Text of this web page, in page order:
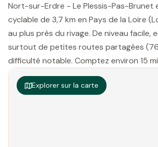
Nort-sur-Erdre - Le Plessis-Pas-Brunet
cyclable de 3,7 km en Pays de la Loire
au plus près du rivage. De niveau facile,
surtout de petites routes partagées (76
difficulté notable. Comptez environ 15
Explorer sur la carte